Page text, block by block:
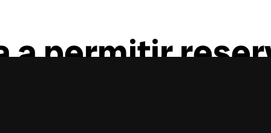
a permitir